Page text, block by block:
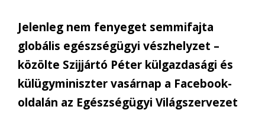
Jelenleg nem fenyeget semmifajta
globális egészségügyi vészhelyzet –
közölte Szijjártó Péter külgazdasági és
külügyminiszter vasárnap a Facebook-
oldalán az Egészségügyi Világszervezet